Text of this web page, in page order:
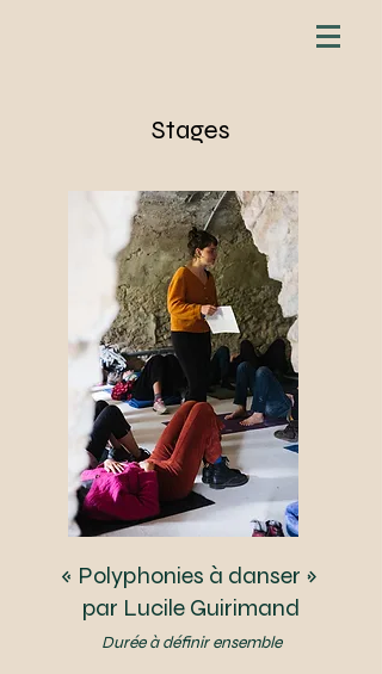
Stages
« Polyphonies à danser »
par Lucile Guirimand
Durée à définir ensemble